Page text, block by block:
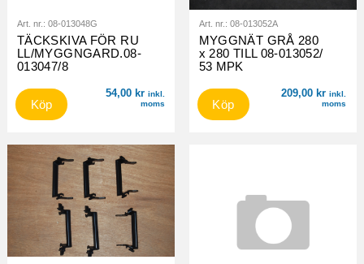
Art. nr.: 08-013048G
TÄCKSKIVA FÖR RU
LL/MYGGNGARD.08-
013047/8
54,00 kr inkl.
moms
Köp
Art. nr.: 08-013052A
MYGGNÄT GRÅ 280
x 280 TILL 08-013052/
53 MPK
209,00 kr inkl.
moms
Köp